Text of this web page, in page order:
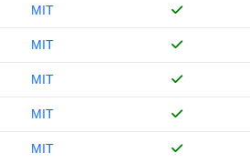
MIT
MIT
MIT
MIT
MIT